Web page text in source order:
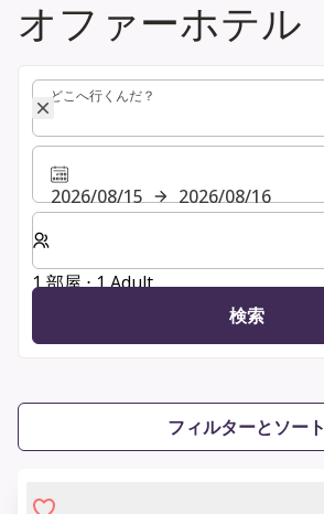
オファーホテル
どこへ行くんだ？
どこへ行くんだ？
2026/08/15
2026/08/16
客室数と宿泊人数をお選びください。
1 部屋 ⋅ 1 Adult
検索
フィルターとソート